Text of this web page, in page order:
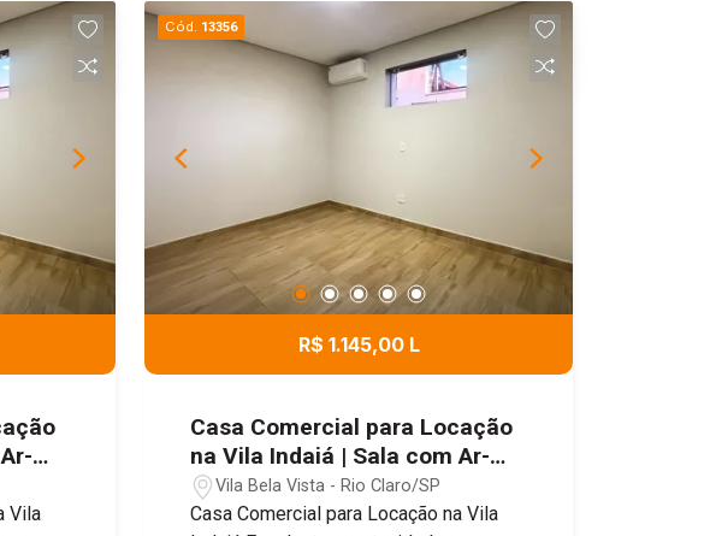
Vila
Cód. 13356
R$ 1.145,00 L
Casa Comercial para Locação
na Vila Indaiá | Sala com Ar-
Condicionado
Vila Bela Vista - Rio Claro/SP
Casa Comercial para Locação na Vila